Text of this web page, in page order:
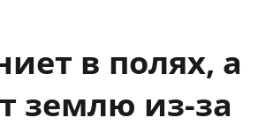
в полях, а
землю из-за